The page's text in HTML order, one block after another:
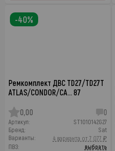
Ремкомплект ДВС TD27/TD27T
ATLAS/CONDOR/CA… 87
0,00 0
Артикул:
ST1010142G27
Бренд:
Sat
Варианты:
4 варианта от 7 077 ₽
ПВЗ:
выбрать
-40%